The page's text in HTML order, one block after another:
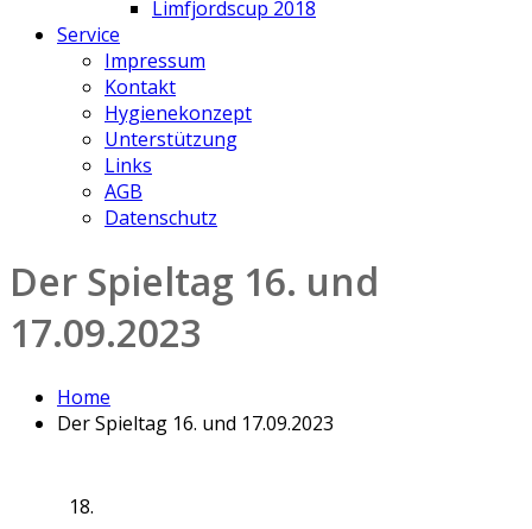
Limfjordscup 2018
Service
Impressum
Kontakt
Hygienekonzept
Unterstützung
Links
AGB
Datenschutz
Der Spieltag 16. und
17.09.2023
Home
Der Spieltag 16. und 17.09.2023
18.